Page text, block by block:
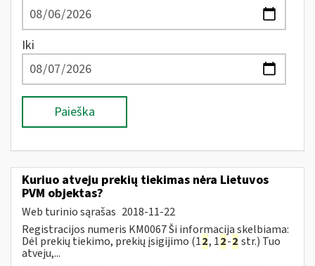
Iki
Paieška
Kuriuo atveju prekių tiekimas nėra Lietuvos
PVM objektas?
Web turinio sąrašas 2018-11-22
Registracijos numeris KM0067 Ši informacija skelbiama:
Dėl prekių tiekimo, prekių įsigijimo (12, 12-2 str.) Tuo
atveju,...